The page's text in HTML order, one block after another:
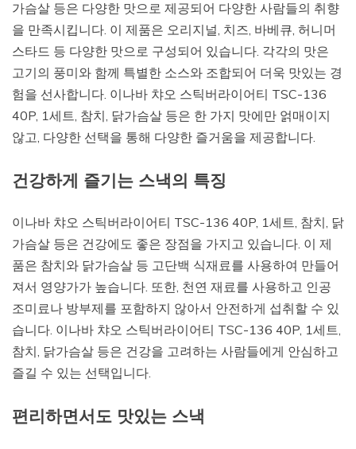
가슴살 등은 다양한 맛으로 제공되어 다양한 사람들의 취향
을 만족시킵니다. 이 제품은 오리지널, 치즈, 바베큐, 허니머
스타드 등 다양한 맛으로 구성되어 있습니다. 각각의 맛은
고기의 풍미와 함께 특별한 소스와 조합되어 더욱 맛있는 경
험을 선사합니다. 이나바 챠오 스틱버라이어티 TSC-136
40P, 1세트, 참치, 닭가슴살 등은 한 가지 맛에만 얽매이지
않고, 다양한 선택을 통해 다양한 즐거움을 제공합니다.
건강하게 즐기는 스낵의 특징
이나바 챠오 스틱버라이어티 TSC-136 40P, 1세트, 참치, 닭
가슴살 등은 건강에도 좋은 장점을 가지고 있습니다. 이 제
품은 참치와 닭가슴살 등 고단백 식재료를 사용하여 만들어
져서 영양가가 높습니다. 또한, 천연 재료를 사용하고 인공
조미료나 방부제를 포함하지 않아서 안전하게 섭취할 수 있
습니다. 이나바 챠오 스틱버라이어티 TSC-136 40P, 1세트,
참치, 닭가슴살 등은 건강을 고려하는 사람들에게 안심하고
즐길 수 있는 선택입니다.
편리하면서도 맛있는 스낵